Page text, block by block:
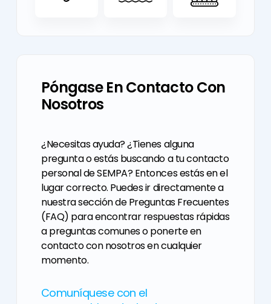
Póngase En Contacto Con
Nosotros
¿Necesitas ayuda? ¿Tienes alguna
pregunta o estás buscando a tu contacto
personal de SEMPA? Entonces estás en el
lugar correcto. Puedes ir directamente a
nuestra sección de Preguntas Frecuentes
(FAQ) para encontrar respuestas rápidas
a preguntas comunes o ponerte en
contacto con nosotros en cualquier
momento.
Comuníquese con el